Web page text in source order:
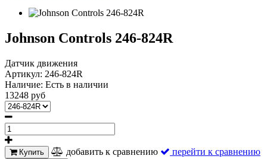
Johnson Controls 246-824R
Датчик движения
Артикул: 246-824R
Наличие: Есть в наличии
13248 руб
Купить добавить к сравнению перейти к сравнению